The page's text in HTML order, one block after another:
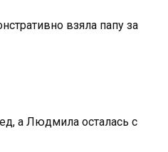
взяла папу за
а Людмила осталась с